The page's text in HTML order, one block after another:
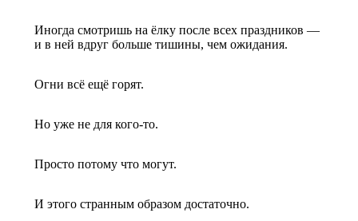
Иногда смотришь на ёлку после всех праздников —
и в ней вдруг больше тишины, чем ожидания.
Огни всё ещё горят.
Но уже не для кого-то.
Просто потому что могут.
И этого странным образом достаточно.